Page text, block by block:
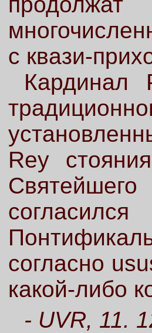
с квази-
Кардинал
Rey
согласно
какой-либо
- UVR, 11.